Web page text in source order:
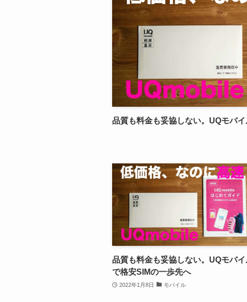
品質も料金も妥協しない。UQモバ
品質も料金も妥協しない。UQモバイ
で格安SIMの一歩先へ
2022年1月8日 モバイル